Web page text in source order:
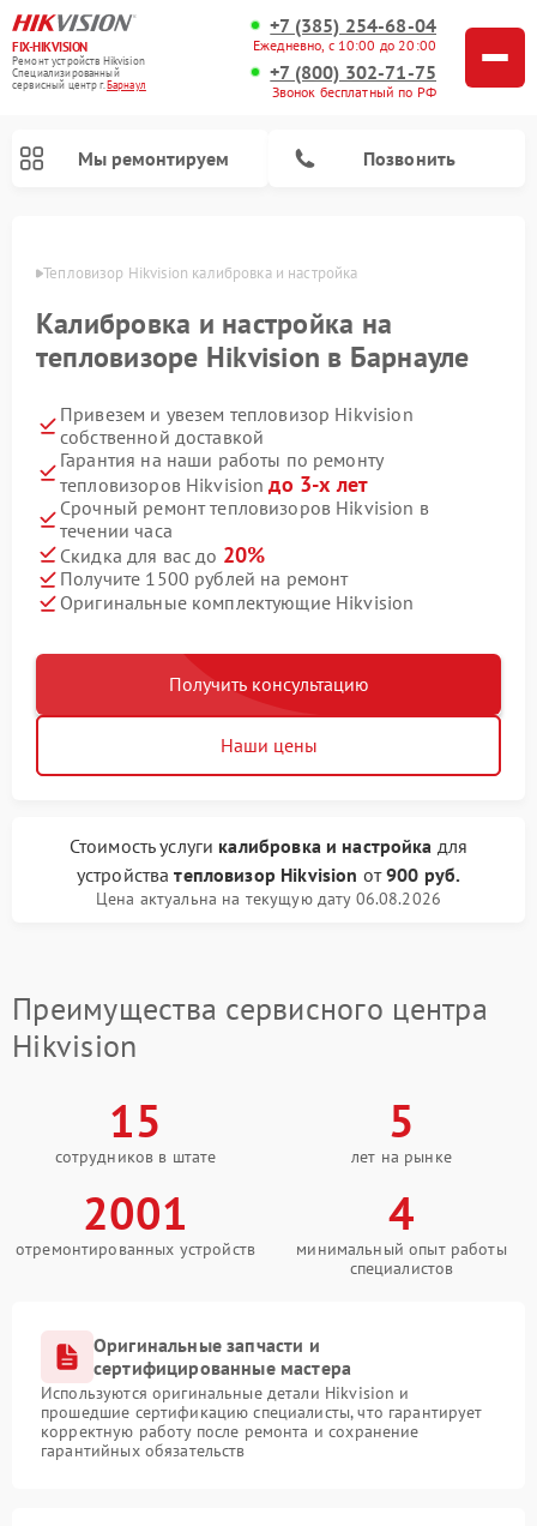
FIX-HIKVISION
Ремонт устройств Hikvision
Специализированный
cервисный центр г.Барнаул
+7 (385) 254-68-04
Ежедневно, с 10:00 до 20:00
+7 (800) 302-71-75
Звонок бесплатный по РФ
Мы ремонтируем Позвонить
Тепловизор Hikvision калибровка и настройка
Калибровка и настройка на
тепловизоре Hikvision в Барнауле
Привезем и увезем тепловизор Hikvision
собственной доставкой
Гарантия на наши работы по ремонту
тепловизоров Hikvisionдо 3-х лет
Срочный ремонт тепловизоров Hikvision в
течении часа
Скидка для вас до 20%
Получите 1500 рублей на ремонт
Оригинальные комплектующие Hikvision
Получить консультацию
Наши цены
Стоимость услуги калибровка и настройка для
устройстватепловизор Hikvision от900 руб.
Цена актуальна на текущую дату 06.08.2026
Преимущества сервисного центра
Hikvision
15
сотрудников в штате
5
лет на рынке
2001
отремонтированных устройств
4
минимальный опыт работы
специалистов
Оригинальные запчасти и
сертифицированные мастера
Используются оригинальные детали Hikvision и
прошедшие сертификацию специалисты, что гарантирует
корректную работу после ремонта и сохранение
гарантийных обязательств